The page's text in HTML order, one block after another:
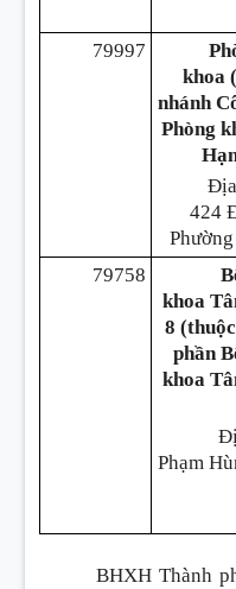
79997
khoa
nhánh
Phòng
424
79758
khoa
8
phần
khoa
Phạm
BHXH Thành